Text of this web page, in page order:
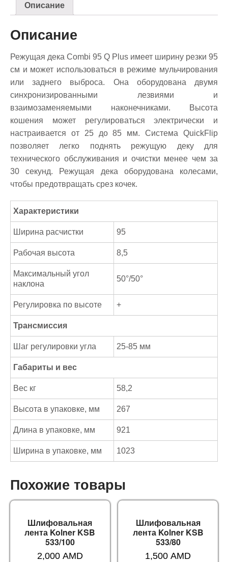
Описание
Описание
Режущая дека Combi 95 Q Plus имеет ширину резки 95
см и может использоваться в режиме мульчирования
или заднего выброса. Она оборудована двумя
синхронизированными лезвиями и
взаимозаменяемыми наконечниками. Высота
кошения может регулироваться электрически и
настраивается от 25 до 85 мм. Система QuickFlip
позволяет легко поднять режущую деку для
технического обслуживания и очистки менее чем за
30 секунд. Режущая дека оборудована колесами,
чтобы предотвращать срез кочек.
Характеристики
Ширина расчистки 95
Рабочая высота 8,5
Максимальный угол
наклона
50°/50°
Регулировка по высоте +
Трансмиссия
Шаг регулировки угла 25-85 мм
Габариты и вес
Вес кг 58,2
Высота в упаковке, мм 267
Длина в упаковке, мм 921
Ширина в упаковке, мм 1023
Похожие товары
Шлифовальная
лента Kolner KSB
533/100
2,000 AMD
Шлифовальная
лента Kolner KSB
533/80
1,500AMD